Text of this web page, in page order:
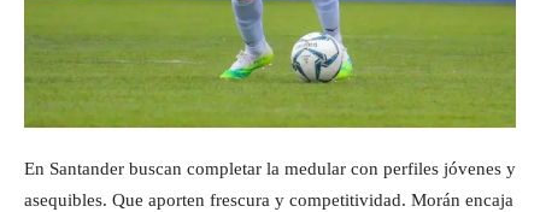
En Santander buscan completar la medular con perfiles jóvenes y
asequibles. Que aporten frescura y competitividad. Morán encaja